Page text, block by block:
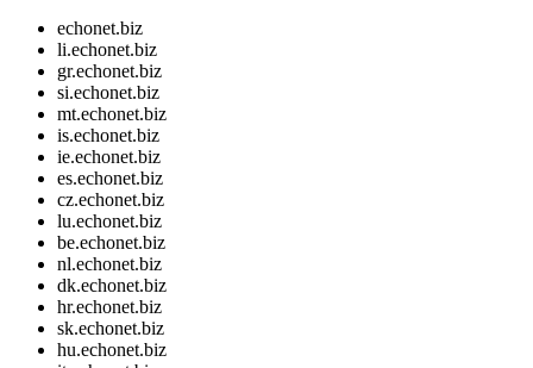
echonet.biz
li.echonet.biz
gr.echonet.biz
si.echonet.biz
mt.echonet.biz
is.echonet.biz
ie.echonet.biz
es.echonet.biz
cz.echonet.biz
lu.echonet.biz
be.echonet.biz
nl.echonet.biz
dk.echonet.biz
hr.echonet.biz
sk.echonet.biz
hu.echonet.biz